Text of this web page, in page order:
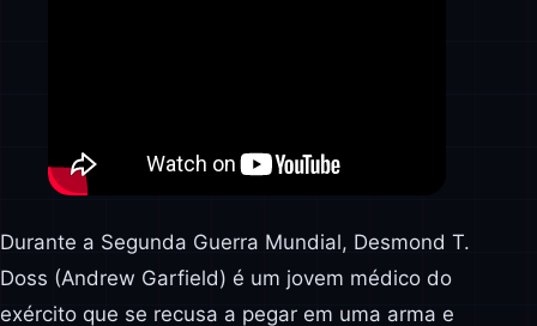
Durante a Segunda Guerra Mundial, Desmond T.
Doss (Andrew Garfield) é um jovem médico do
exército que se recusa a pegar em uma arma e